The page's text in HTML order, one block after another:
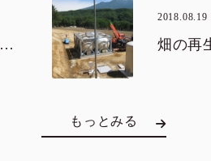
マスカット・ベーリーAの袋掛けを行いました。（北杜市）
2018.08.19
畑の再
もっとみる